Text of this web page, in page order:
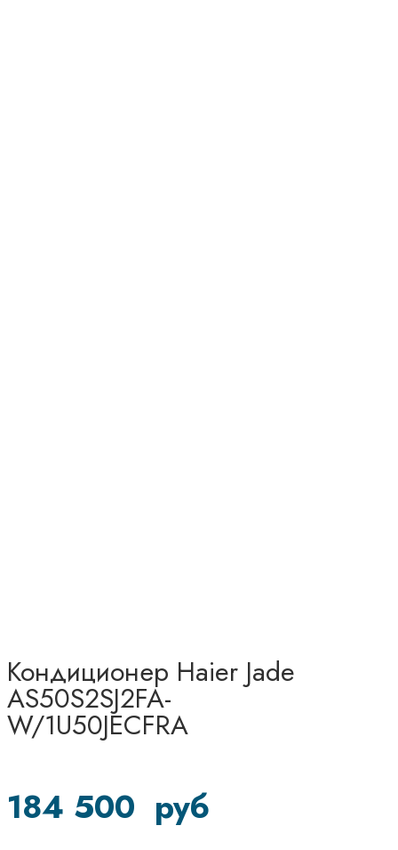
Кондиционер Haier Jade
AS50S2SJ2FA-
W/1U50JECFRA
184 500 руб